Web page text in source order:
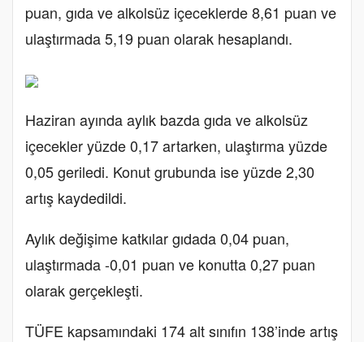
puan, gıda ve alkolsüz içeceklerde 8,61 puan ve
ulaştırmada 5,19 puan olarak hesaplandı.
Haziran ayında aylık bazda gıda ve alkolsüz
içecekler yüzde 0,17 artarken, ulaştırma yüzde
0,05 geriledi. Konut grubunda ise yüzde 2,30
artış kaydedildi.
Aylık değişime katkılar gıdada 0,04 puan,
ulaştırmada -0,01 puan ve konutta 0,27 puan
olarak gerçekleşti.
TÜFE kapsamındaki 174 alt sınıfın 138’inde artış